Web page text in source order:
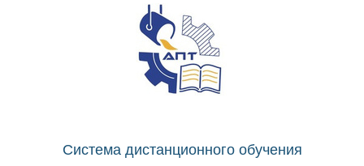
Перейти к основному содержанию
Система дистанционного обучения